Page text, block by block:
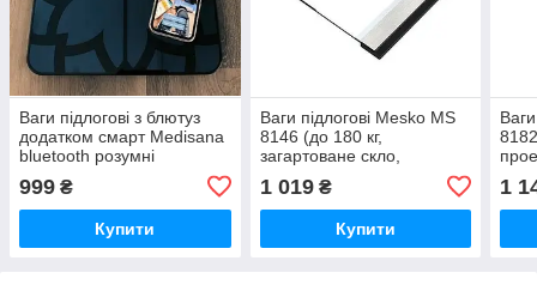
Ваги підлогові з блютуз
додатком смарт Medisana
bluetooth розумні
аналізом жиру м’язової
маси
999 ₴
Купити
Ваги підлогові Mesko MS
8146 (до 180 кг,
загартоване скло,
автовимкнення, пам'ять
12 осіб)
1 019₴
Купити
1